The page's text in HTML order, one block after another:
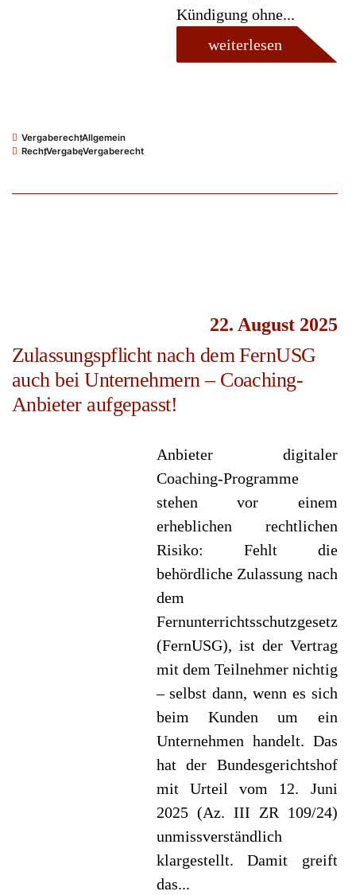
Kündigung ohne...
weiterlesen
Vergaberecht
,Allgemein
Recht
,Vergabe
,Vergaberecht
22. August 2025
Zulassungspflicht nach dem FernUSG
auch bei Unternehmern – Coaching-
Anbieter aufgepasst!
Anbieter digitaler
Coaching-Programme
stehen vor einem
erheblichen rechtlichen
Risiko: Fehlt die
behördliche Zulassung nach
dem
Fernunterrichtsschutzgesetz
(FernUSG), ist der Vertrag
mit dem Teilnehmer nichtig
– selbst dann, wenn es sich
beim Kunden um ein
Unternehmen handelt. Das
hat der Bundesgerichtshof
mit Urteil vom 12. Juni
2025 (Az. III ZR 109/24)
unmissverständlich
klargestellt. Damit greift
das...